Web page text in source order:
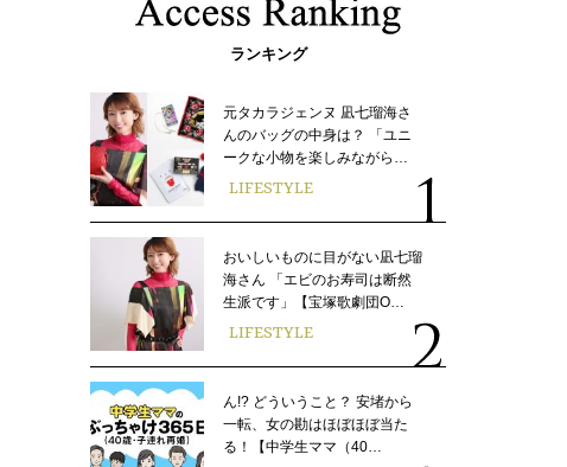
ランキング
元タカラジェンヌ 凪七瑠海さ
んのバッグの中身は？ 「ユニ
ークな小物を楽しみながら…
LIFESTYLE
おいしいものに目がない凪七瑠
海さん 「エビのお寿司は断然
生派です」【宝塚歌劇団O…
LIFESTYLE
ん!? どういうこと？ 安堵から
一転、女の勘はほぼほぼ当た
る！【中学生ママ（40…